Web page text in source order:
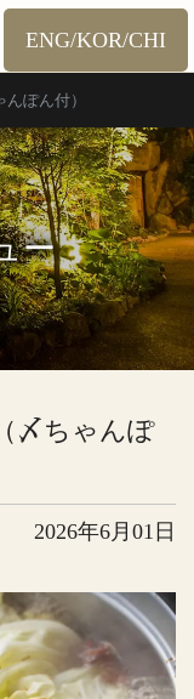
ENG/KOR/CHI
ぽん付）
ー
〆ちゃんぽ
2026年6月01日